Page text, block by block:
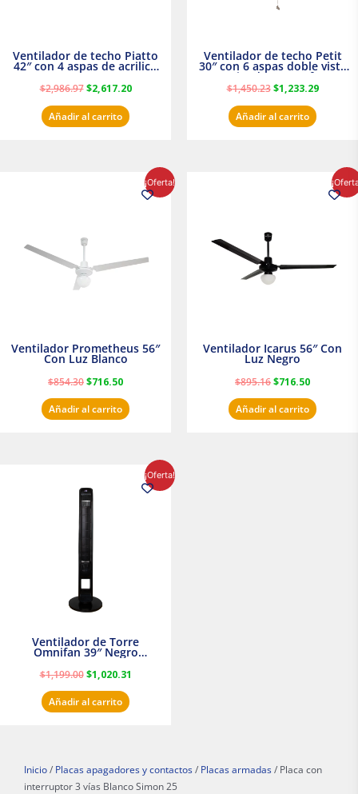
Ventilador de techo Piatto
42″ con 4 aspas de acrilico
transparente
$2,986.97 $2,617.20
Añadir al carrito
Ventilador de techo Petit
30″ con 6 aspas doble vista
Satinado Masterfan
$1,450.23 $1,233.29
Añadir al carrito
¡Oferta!
Ventilador Prometheus 56″
Con Luz Blanco
$854.30$716.50
precio
actual
Añadir al carrito
Ventilador Icarus 56″ Con
Luz Negro
$895.16$716.50
precio
actual
Añadir al carrito
¡Oferta!
Ventilador de Torre
Omnifan 39″ Negro
$1,199.00
original
era:
$1,020.31
precio
actual
Añadir al carrito
Inicio / Placas apagadores y contactos / Placas armadas / Placa con
interruptor 3 vías Blanco Simon 25